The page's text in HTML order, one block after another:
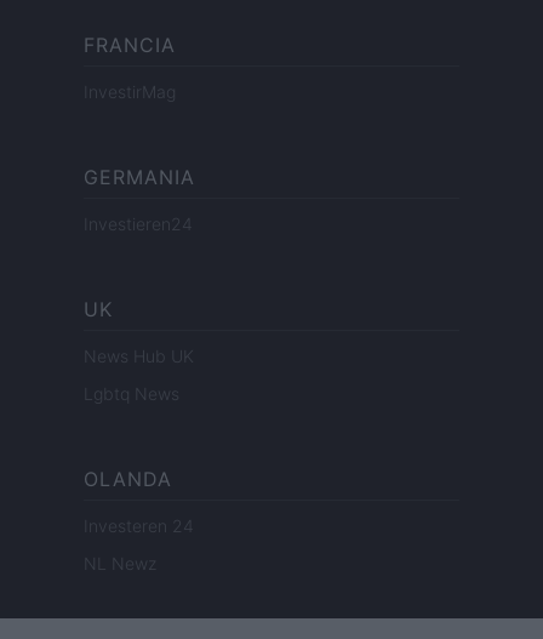
FRANCIA
InvestirMag
GERMANIA
Investieren24
UK
News Hub UK
Lgbtq News
OLANDA
Investeren 24
NL Newz